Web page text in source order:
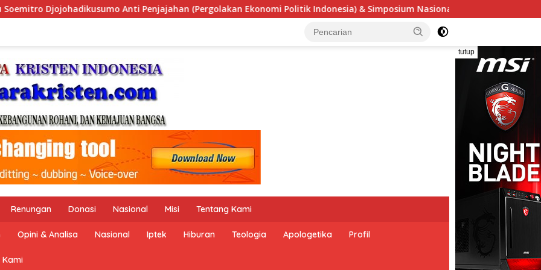
Ekonomi Politik Indonesia) & Simposium Nasional “Urgensi Undang-Undang Perekonomian Nasional dan
tutup
Renungan Donasi Nasional Misi Tentang Kami
Opini & Analisa Nasional Iptek Hiburan Teologia Apologetika Profil
Kami